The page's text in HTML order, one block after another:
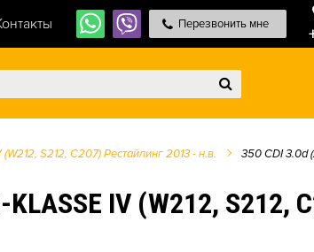
Перезвонить мне
(W212, S212, C207) Рестайлинг 2013 - н.в. 350 CDI 3.0d
IV (W212, S212,